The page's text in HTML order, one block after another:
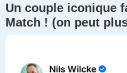
Un couple iconique
Match ! (on peut